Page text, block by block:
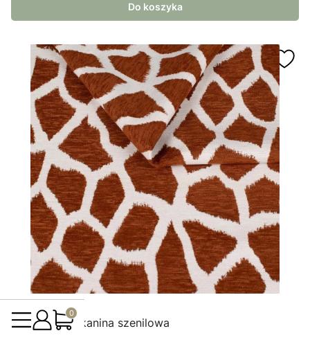
Do koszyka
Kongo Brąz-tkanina szenilowa
Produkty w koszyku: 0. Zobacz szczegóły